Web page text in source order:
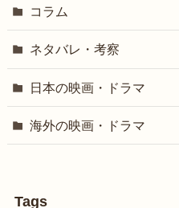
コラム
ネタバレ・考察
日本の映画・ドラマ
海外の映画・ドラマ
Tags